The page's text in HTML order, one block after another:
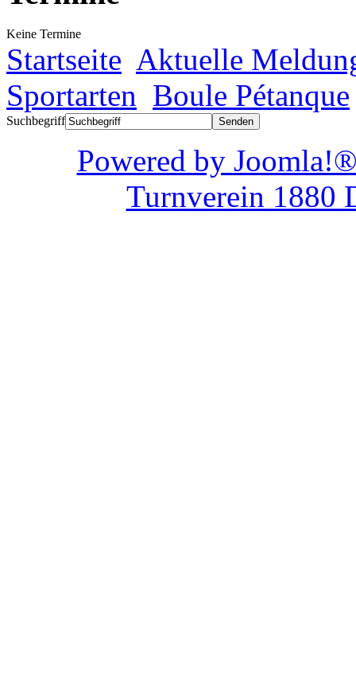
Keine Termine
Startseite Aktuelle
Sportarten Boule Pétanque
Suchbegriff
Powered by
Turnverein